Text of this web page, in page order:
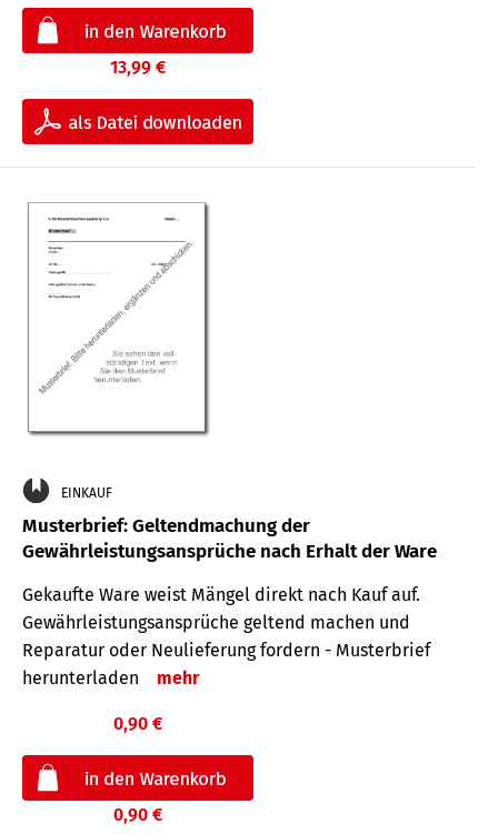
13,99 €
EINKAUF
Musterbrief: Geltendmachung der
Gewährleistungsansprüche nach Erhalt der Ware
Gekaufte Ware weist Mängel direkt nach Kauf auf.
Gewährleistungsansprüche geltend machen und
Reparatur oder Neulieferung fordern - Musterbrief
herunterladen
mehr
0,90 €
0,90 €